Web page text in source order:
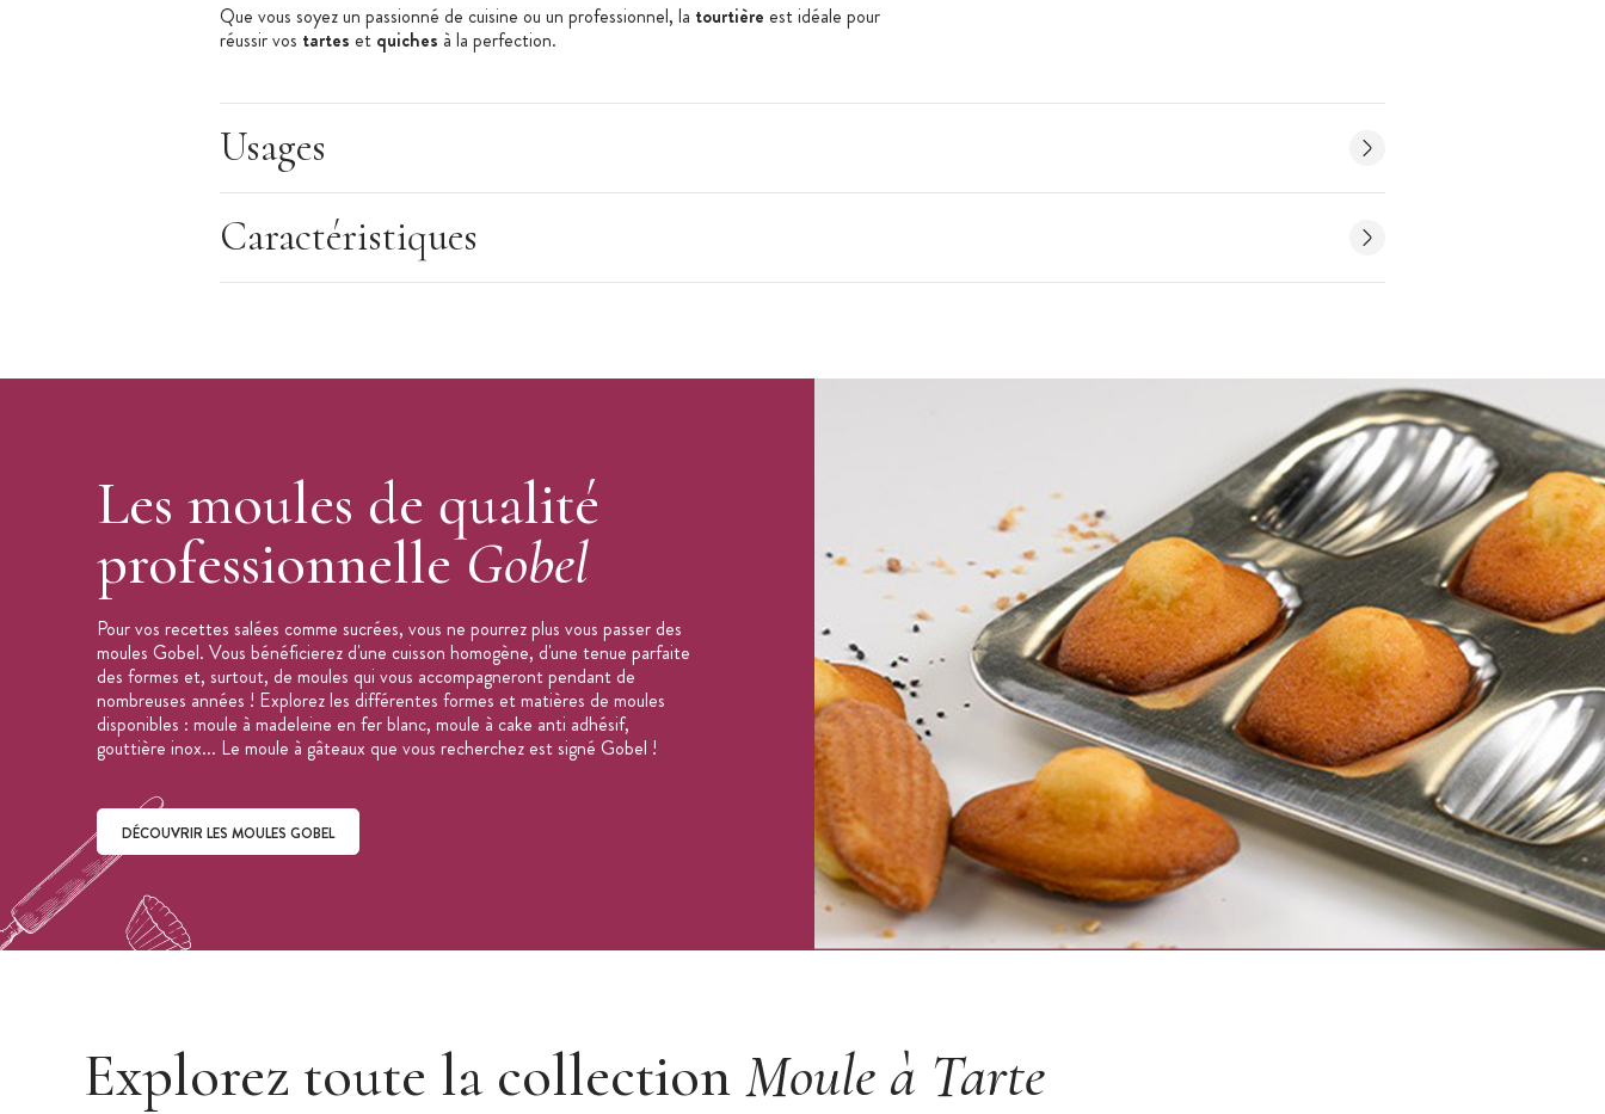
Que vous soyez un passionné de cuisine ou un professionnel, la tourtière est idéale pour
réussir vos tartes et quiches à la perfection.
Moule à tarte
Matière : Acier
Revêtement antiadhérent bicouche
Diamètre : 30 cm
Hauteur : 2,5 cm
Recette de quiche au dos du pack
Robuste et durable
Entretien : à la main, à l’eau savonneuse
Origine : France
Marque : Gobel
Usages
Caractéristiques
Les moules de qualité
professionnelleGobel
Pour vos recettes salées comme sucrées, vous ne pourrez plus vous passer des
moules Gobel. Vous bénéficierez d'une cuisson homogène, d'une tenue parfaite
des formes et, surtout, de moules qui vous accompagneront pendant de
nombreuses années ! Explorez les différentes formes et matières de moules
disponibles : moule à madeleine en fer blanc, moule à cake anti adhésif,
gouttière inox... Le moule à gâteaux que vous recherchez est signé Gobel !
DÉCOUVRIR LES MOULES GOBEL
Explorez toute la collection Moule à Tarte